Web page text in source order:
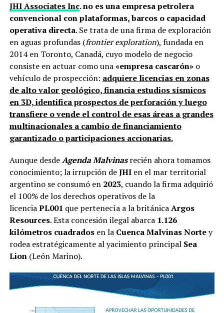
JHI Associates Inc. no es una empresa petrolera
convencional con plataformas, barcos o capacidad
operativa directa. Se trata de una firma de exploración
en aguas profundas (frontier exploration), fundada en
2014 en Toronto, Canadá, cuyo modelo de negocio
consiste en actuar como una«empresa cascarón»o
vehículo de prospección: adquiere licencias en zonas
de alto valor geológico, financia estudios sísmicos
en 3D, identifica prospectos de perforación y luego
transfiere o vende el control de esas áreas a grandes
multinacionales a cambio de financiamiento
garantizado o participaciones accionarias.
Aunque desdeAgenda Malvinasrecién ahora tomamos
conocimiento; la irrupción deJHI en el mar territorial
argentino se consumó en 2023, cuando la firma adquirió
el 100% de los derechos operativos de la
licenciaPL001 que pertenecía a la británicaArgos
Resources. Esta concesión ilegal abarca 1.126
kilómetros cuadradosen la Cuenca Malvinas Nortey
rodea estratégicamente al yacimiento principal Sea
Lion(León Marino).